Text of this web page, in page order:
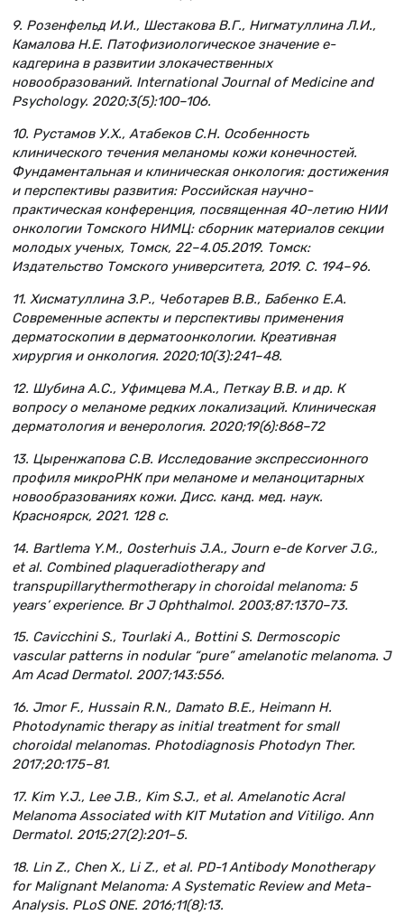
9. Розенфельд И.И., Шестакова В.Г., Нигматуллина Л.И.,
Камалова Н.Е. Патофизиологическое значение е-
кадгерина в развитии злокачественных
новообразований. International Journal of Medicine and
Psychology. 2020;3(5):100–106.
10. Рустамов У.Х., Атабеков С.Н. Особенность
клинического течения меланомы кожи конечностей.
Фундаментальная и клиническая онкология: достижения
и перспективы развития: Российская научно-
практическая конференция, посвященная 40-летию НИИ
онкологии Томского НИМЦ: сборник материалов секции
молодых ученых, Томск, 22–4.05.2019. Томск:
Издательство Томского университета, 2019. С. 194–96.
11. Хисматуллина З.Р., Чеботарев В.В., Бабенко Е.А.
Современные аспекты и перспективы применения
дерматоскопии в дерматоонкологии. Креативная
хирургия и онкология. 2020;10(3):241–48.
12. Шубина А.С., Уфимцева М.А., Петкау В.В. и др. К
вопросу о меланоме редких локализаций. Клиническая
дерматология и венерология. 2020;19(6):868–72
13. Цыренжапова С.В. Исследование экспрессионного
профиля микроРНК при меланоме и меланоцитарных
новообразованиях кожи. Дисс. канд. мед. наук.
Красноярск, 2021. 128 с.
14. Bartlema Y.M., Oosterhuis J.A., Journ e-de Korver J.G.,
et al. Combined plaqueradiotherapy and
transpupillarythermotherapy in choroidal melanoma: 5
years’ experience. Br J Ophthalmol. 2003;87:1370–73.
15. Cavicchini S., Tourlaki A., Bottini S. Dermoscopic
vascular patterns in nodular “pure” amelanotic melanoma. J
Am Acad Dermatol. 2007;143:556.
16. Jmor F., Hussain R.N., Damato B.E., Heimann H.
Photodynamic therapy as initial treatment for small
choroidal melanomas. Photodiagnosis Photodyn Ther.
2017;20:175–81.
17. Kim Y.J., Lee J.B., Kim S.J., et al. Amelanotic Acral
Melanoma Associated with KIT Mutation and Vitiligo. Ann
Dermatol. 2015;27(2):201–5.
18. Lin Z., Chen X., Li Z., et al. PD-1 Antibody Monotherapy
for Malignant Melanoma: A Systematic Review and Meta-
Analysis. PLoS ONE. 2016;11(8):13.